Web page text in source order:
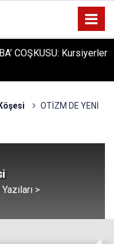
COŞKUSU: Kursiyerler
OTİZM DE YENİ
>